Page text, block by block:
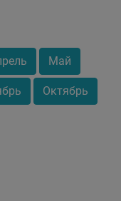
Май
Октябрь